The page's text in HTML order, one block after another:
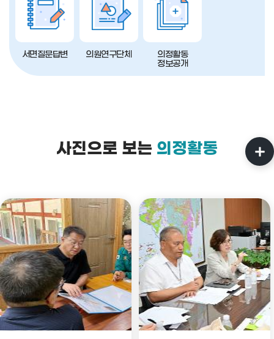
서면질문답변 의원연구단체
의정활동
정보공개
사진으로 보는 의정활동